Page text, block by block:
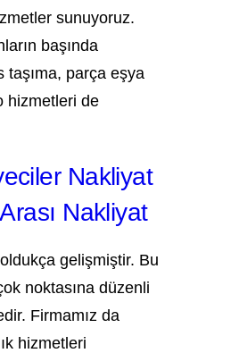
sunuyoruz.
başında
taşıma, parça eşya
hizmetleri de
Nakliyat
Nakliyat
gelişmiştir. Bu
noktasına düzenli
Firmamız da
hizmetleri